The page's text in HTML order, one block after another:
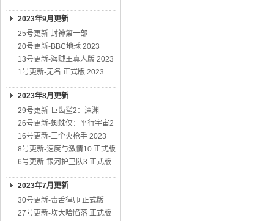
2023年9月更新
25号更新-封神第一部
20号更新-BBC地球 2023
13号更新-海贼王真人版 2023
1号更新-无名 正式版 2023
2023年8月更新
29号更新-巨齿鲨2：深渊
26号更新-蜘蛛侠：平行宇宙2
16号更新-三个火枪手 2023
8号更新-速度与激情10 正式版
6号更新-银河护卫队3 正式版
2023年7月更新
30号更新-毒舌律师 正式版
27号更新-坎大哈陷落 正式版